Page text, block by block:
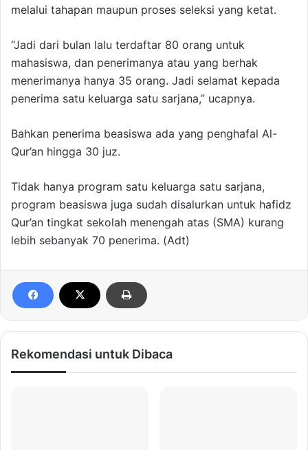
melalui tahapan maupun proses seleksi yang ketat.
“Jadi dari bulan lalu terdaftar 80 orang untuk
mahasiswa, dan penerimanya atau yang berhak
menerimanya hanya 35 orang. Jadi selamat kepada
penerima satu keluarga satu sarjana,” ucapnya.
Bahkan penerima beasiswa ada yang penghafal Al-
Qur’an hingga 30 juz.
Tidak hanya program satu keluarga satu sarjana,
program beasiswa juga sudah disalurkan untuk hafidz
Qur’an tingkat sekolah menengah atas (SMA) kurang
lebih sebanyak 70 penerima. (Adt)
Rekomendasi untuk Dibaca